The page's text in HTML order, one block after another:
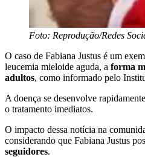
Foto: Reprodução/Redes
O caso de Fabiana Justus é um
leucemia mieloide aguda, a forma
adultos, como informado pelo
A doença se desenvolve
o tratamento imediatos.
O impacto dessa notícia na
considerando que Fabiana Justus
seguidores.